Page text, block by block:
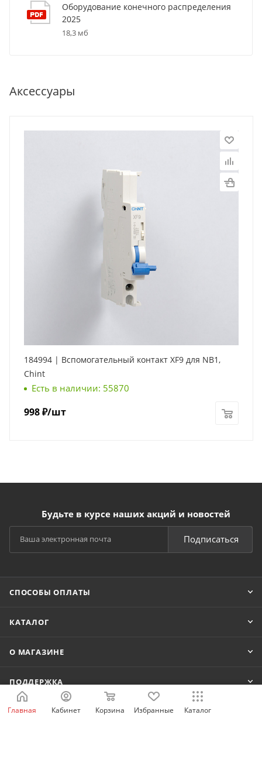
Оборудование конечного распределения
2025
18,3 мб
Аксессуары
184994 | Вспомогательный контакт XF9 для NB1,
Chint
Есть в наличии: 55870
998₽/шт
Будьте в курсе наших акций и новостей
Подписаться
СПОСОБЫ ОПЛАТЫ
КАТАЛОГ
О МАГАЗИНЕ
ПОДДЕРЖКА
Главная Кабинет Корзина Избранные Каталог